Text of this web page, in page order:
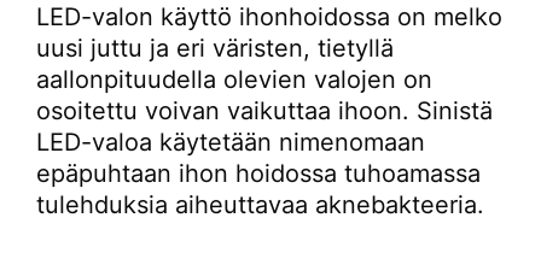
LED-valon käyttö ihonhoidossa on melko
uusi juttu ja eri väristen, tietyllä
aallonpituudella olevien valojen on
osoitettu voivan vaikuttaa ihoon. Sinistä
LED-valoa käytetään nimenomaan
epäpuhtaan ihon hoidossa tuhoamassa
tulehduksia aiheuttavaa aknebakteeria.